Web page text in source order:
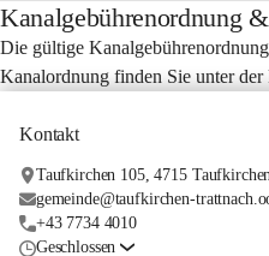
Kanalgebührenordnung
Die gültige
Kanalordnung finden Sie unter
Kontakt
Taufkirchen 105, 4715
gemeinde@taufkirchen-
+43 7734 4010
Geschlossen